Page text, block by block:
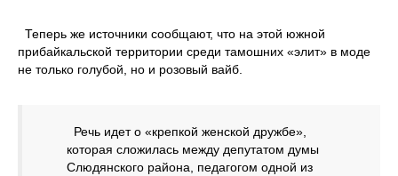
Теперь же источники сообщают, что на этой южной
прибайкальской территории среди тамошних «элит» в моде
не только голубой, но и розовый вайб.
Речь идет о «крепкой женской дружбе»,
которая сложилась между депутатом думы
Слюдянского района, педагогом одной из